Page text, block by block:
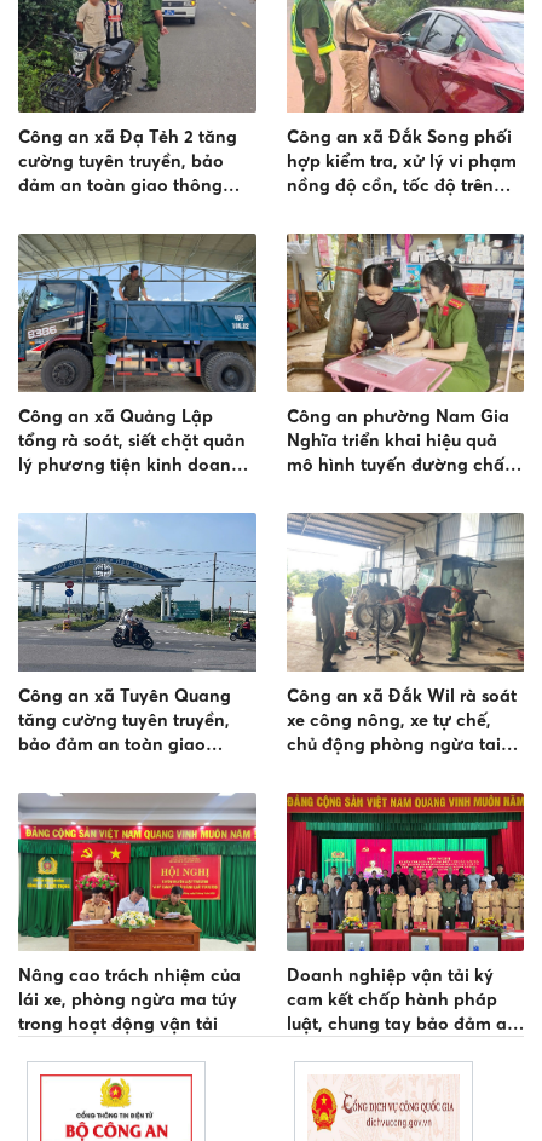
Công an xã Đạ Tẻh 2 tăng
cường tuyên truyền, bảo
đảm an toàn giao thông
Công an xã Đắk Song phối
hợp kiểm tra, xử lý vi phạm
nồng độ cồn, tốc độ trên
Công an xã Quảng Lập
tổng rà soát, siết chặt quản
lý phương tiện kinh doanh
Công an phường Nam Gia
Nghĩa triển khai hiệu quả
mô hình tuyến đường chấp
toàn giao thông
Công an xã Tuyên Quang
tăng cường tuyên truyền,
bảo đảm an toàn giao
công nhân tại Khu công
nghiệp
Công an xã Đắk Wil rà soát
xe công nông, xe tự chế,
chủ động phòng ngừa tai
Nâng cao trách nhiệm của
lái xe, phòng ngừa ma túy
trong hoạt động vận tải
Doanh nghiệp vận tải ký
cam kết chấp hành pháp
luật, chung tay bảo đảm an